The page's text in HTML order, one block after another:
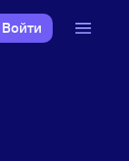
Войти